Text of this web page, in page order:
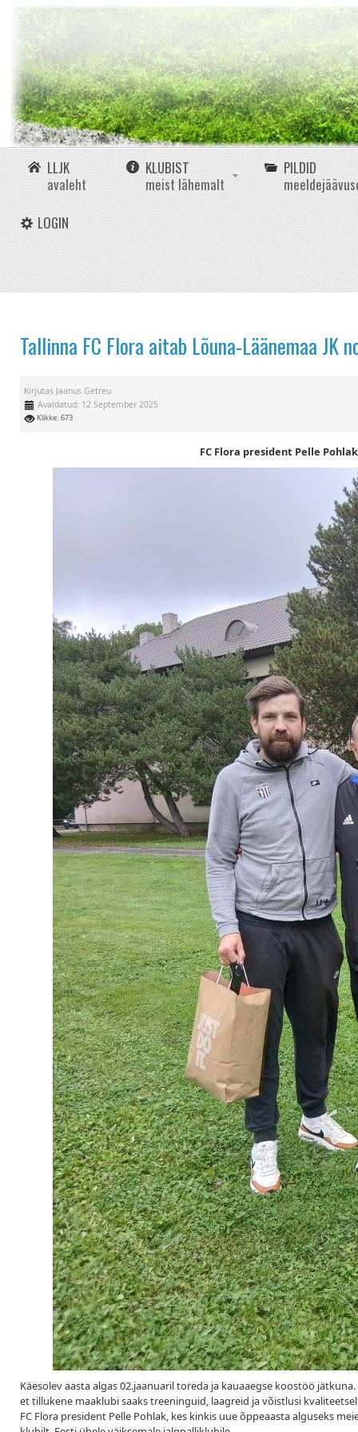
LLJK
avaleht
KLUBIST
meist lähemalt
PILDID
LOGIN
Tallinna FC Flora aitab Lõuna-Läänemaa JK
Kirjutas Jaanus Getreu
Avaldatud: 12 September 2025
Klikke: 673
FC Flora president Pelle
Käesolev aasta algas 02.jaanuaril toreda ja kauaaegse koostöö
et tillukene maaklubi saaks treeninguid, laagreid ja võistlusi
FC Flora president Pelle Pohlak, kes kinkis uue õppeaasta alguseks